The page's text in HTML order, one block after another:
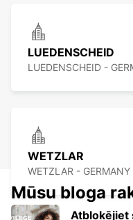
LUEDENSCHEID
LUEDENSCHEID -
WETZLAR
WETZLAR - GERMANY
Mūsu bloga
Atbloķējiet